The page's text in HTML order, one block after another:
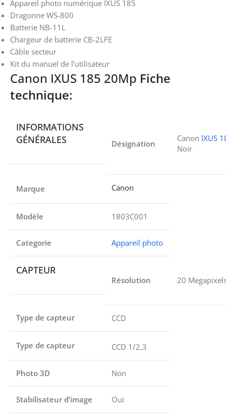
Appareil photo numérique IXUS 185
Dragonne WS-800
Batterie NB-11L
Chargeur de batterie CB-2LFE
Câble secteur
Kit du manuel de l’utilisateur
Canon IXUS 185 20Mp Fiche
technique:
INFORMATIONS
GÉNÉRALES
Désignation
Canon IXUS
Noir
Marque Canon
Modèle 1803C001
Categorie Appareil photo
CAPTEUR
Résolution 20
Type de capteur CCD
Type de capteur CCD 1/2,3
Photo 3D Non
Stabilisateur d’image Oui